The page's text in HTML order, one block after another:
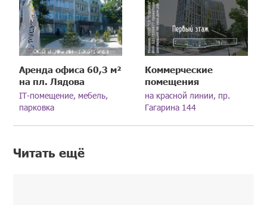
Аренда офиса 60,3 м²
на пл. Лядова
IT-помещение, мебель,
парковка
Коммерческие
помещения
на красной линии, пр.
Гагарина 144
Читать ещё